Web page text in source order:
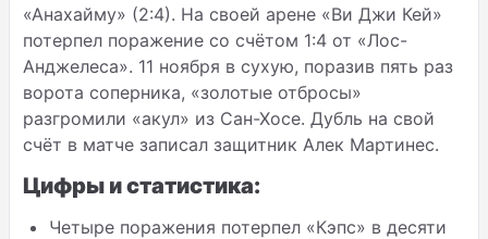
«Анахайму» (2:4). На своей арене «Ви Джи Кей»
потерпел поражение со счётом 1:4 от «Лос-
Анджелеса». 11 ноября в сухую, поразив пять раз
ворота соперника, «золотые отбросы»
разгромили «акул» из Сан-Хосе. Дубль на свой
счёт в матче записал защитник Алек Мартинес.
Цифры и статистика:
Четыре поражения потерпел «Кэпс» в десяти